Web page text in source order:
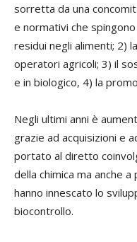
sorretta da una
e normativi che
residui negli alimenti; 2)
operatori agricoli; 3) il
e in biologico, 4) la
Negli ultimi anni è
grazie ad acquisizioni e
portato al diretto
della chimica ma anche
hanno innescato lo
biocontrollo.